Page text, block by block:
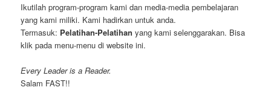
Ikutilah program-program kami dan media-media pembelajaran
yang kami miliki. Kami hadirkan untuk anda.
Termasuk: Pelatihan-Pelatihan yang kami selenggarakan. Bisa
klik pada menu-menu di website ini.
Every Leader is a Reader.
Salam FAST!!